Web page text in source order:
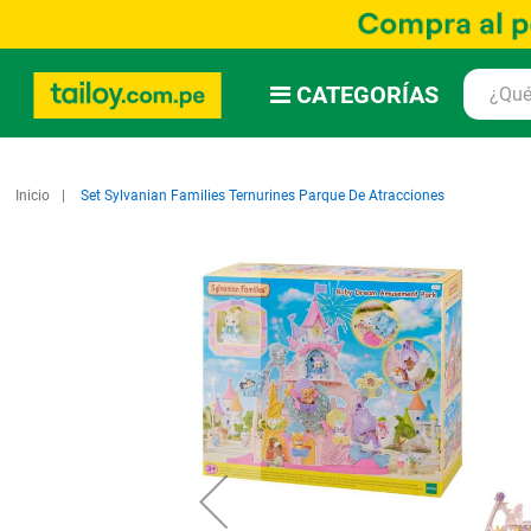
CATEGORÍAS
Inicio Set Sylvanian Families Ternurines Parque De Atracciones